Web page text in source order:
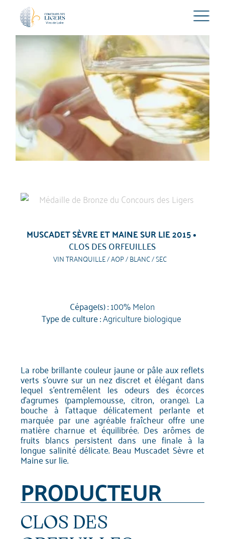
MUSCADET SÈVRE ET MAINE SUR LIE 2015
CLOS DES ORFEUILLES
VIN TRANQUILLE / AOP / BLANC / SEC
Cépage(s) :100% Melon
Type de culture :Agriculture biologique
La robe brillante couleur jaune or pâle aux reflets
verts s'ouvre sur un nez discret et élégant dans
lequel s'entremêlent les odeurs des écorces
d'agrumes (pamplemousse, citron, orange). La
bouche à l'attaque délicatement perlante et
marquée par une agréable fraîcheur offre une
matière charnue et équilibrée. Des arômes de
fruits blancs persistent dans une finale à la
longue salinité délicate. Beau Muscadet Sèvre et
Maine sur lie.
PRODUCTEUR
CLOS DES